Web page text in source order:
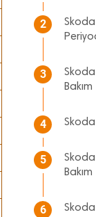
2
3
Bakım
4 Skoda
5
Bakım
6 Skoda